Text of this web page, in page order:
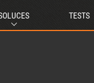
TESTS